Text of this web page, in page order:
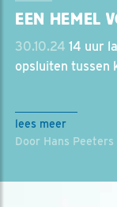
EEN HEMEL
30.10.24 14 uur
opsluiten tussen
lees meer
Door Hans Peeters